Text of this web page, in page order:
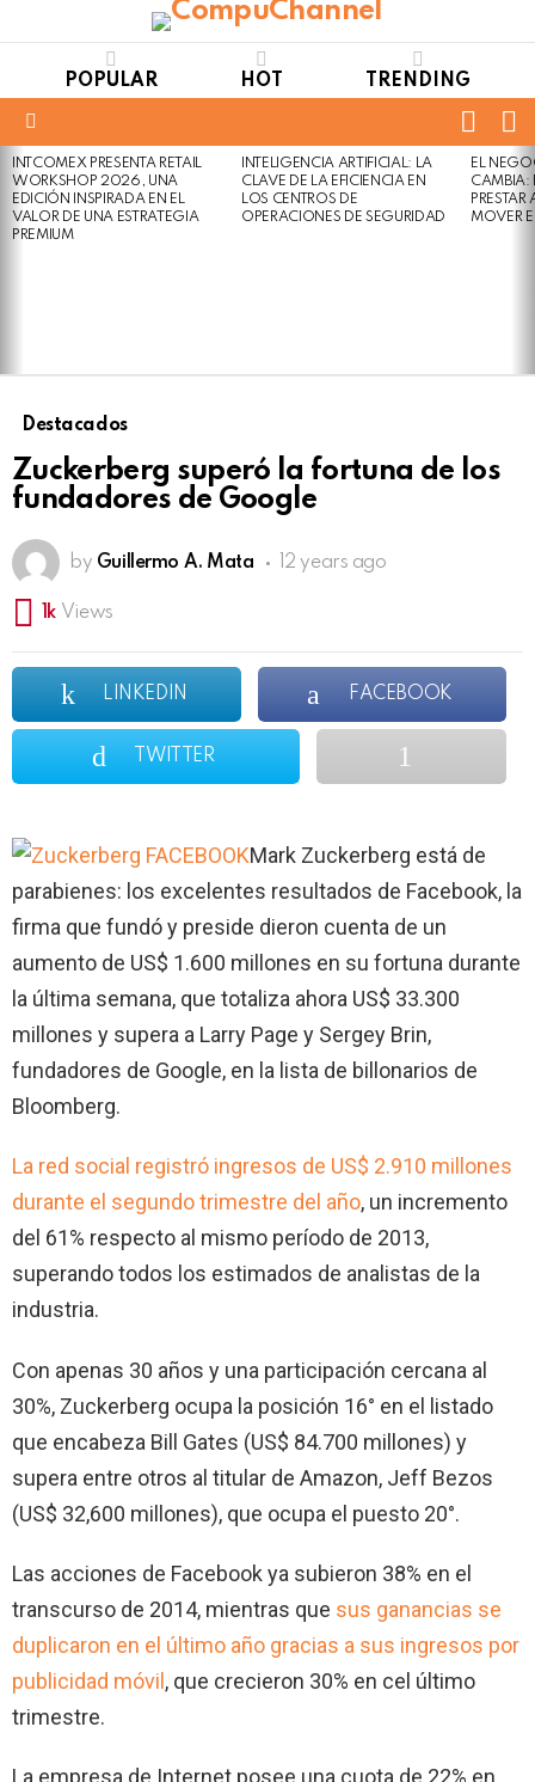
POPULAR HOT TRENDING
LATEST
STORIES
INTCOMEX PRESENTA RETAIL
WORKSHOP 2026, UNA
EDICIÓN INSPIRADA EN EL
VALOR DE UNA ESTRATEGIA
PREMIUM
INTELIGENCIA ARTIFICIAL: LA
CLAVE DE LA EFICIENCIA EN
LOS CENTROS DE
OPERACIONES DE SEGURIDAD
EL
CAMBIA:
MOVER
Destacados
Zuckerberg superó la fortuna de los
fundadores de Google
by Guillermo A. Mata 12 years ago
1k Views
LINKEDIN FACEBOOK
TWITTER
Mark Zuckerberg está de
parabienes: los excelentes resultados de Facebook, la
firma que fundó y preside dieron cuenta de un
aumento de US$ 1.600 millones en su fortuna durante
la última semana, que totaliza ahora US$ 33.300
millones y supera a Larry Page y Sergey Brin,
fundadores de Google, en la lista de billonarios de
Bloomberg.
La red social registró ingresos de US$ 2.910 millones
durante el segundo trimestre del año, un incremento
del 61% respecto al mismo período de 2013,
superando todos los estimados de analistas de la
industria.
Con apenas 30 años y una participación cercana al
30%, Zuckerberg ocupa la posición 16° en el listado
que encabeza Bill Gates (US$ 84.700 millones) y
supera entre otros al titular de Amazon, Jeff Bezos
(US$ 32,600 millones), que ocupa el puesto 20°.
Las acciones de Facebook ya subieron 38% en el
transcurso de 2014, mientras que sus ganancias se
duplicaron en el último año gracias a sus ingresos por
publicidad móvil, que crecieron 30% en cel último
trimestre.
La empresa de Internet posee una cuota de 22% en